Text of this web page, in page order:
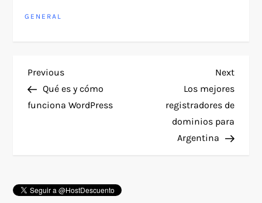
GENERAL
P
o
n
Previous
Post
Previous
Qué es y cómo
funciona WordPress
Next
Post
Next
Los mejores
registradores de
dominios para
Argentina